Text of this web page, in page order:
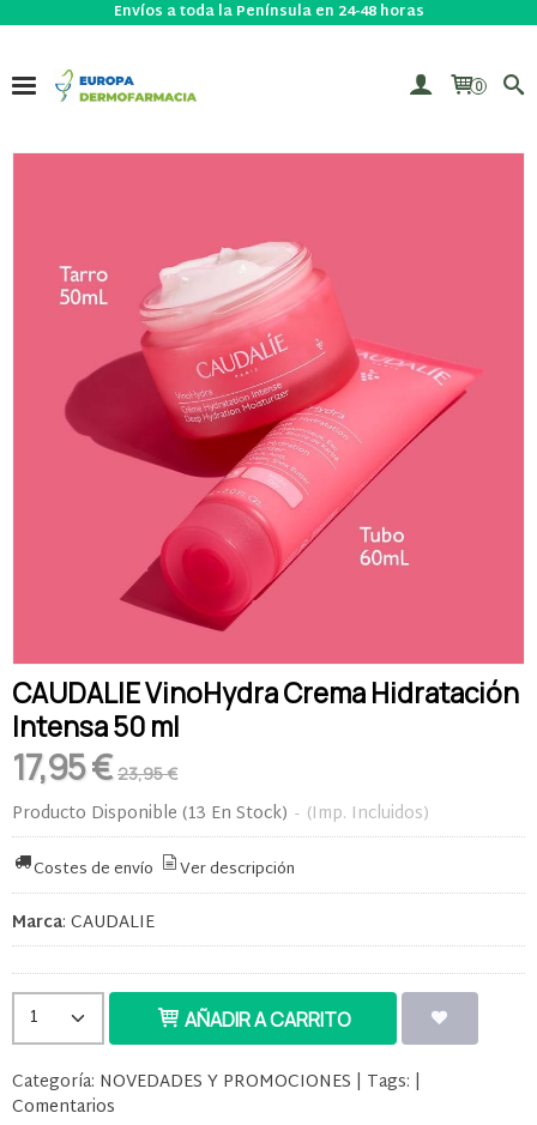
Envíos a toda la Península en 24-48 horas
0
CAUDALIE VinoHydra Crema Hidratación
Intensa 50 ml
17,95 €23,95 €
Producto Disponible (13 En Stock) - (Imp. Incluidos)
Costes de envío Ver descripción
Marca: CAUDALIE
AÑADIR A CARRITO
Categoría: NOVEDADES Y PROMOCIONES | Tags: |
Comentarios